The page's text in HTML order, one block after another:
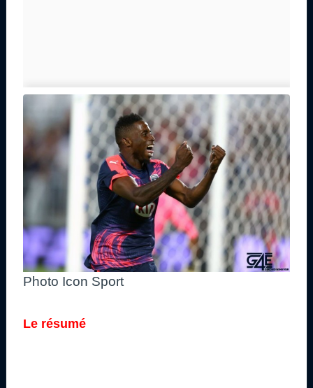
Photo Icon Sport
Le résumé